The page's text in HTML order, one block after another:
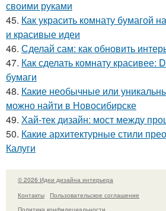
своими руками
45. Как украсить комнату бумагой
и красивые идеи
46. Сделай сам: как обновить
47. Как сделать комнату красивее:
бумаги
48. Какие необычные или
можно найти в Новосибирске
49. Хай-тек дизайн: мост между
50. Какие архитектурные стили
Калуги
© 2026 Идеи дизайна интерьера
Контакты
Пользовательское соглашение